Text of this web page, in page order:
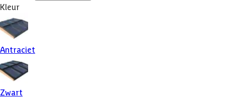
Kleur
Antraciet
Zwart